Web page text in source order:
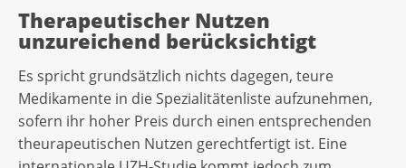
Therapeutischer Nutzen
unzureichend berücksichtigt
Es spricht grundsätzlich nichts dagegen, teure
Medikamente in die Spezialitätenliste aufzunehmen,
sofern ihr hoher Preis durch einen entsprechenden
theurapeutischen Nutzen gerechtfertigt ist. Eine